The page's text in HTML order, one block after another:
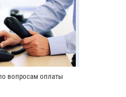
вопросам оплаты